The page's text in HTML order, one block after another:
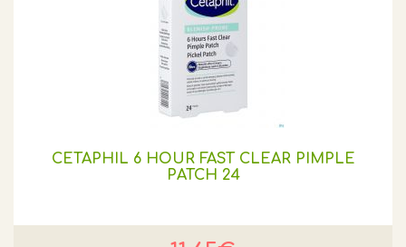
CETAPHIL 6 HOUR FAST CLEAR PIMPLE
PATCH 24